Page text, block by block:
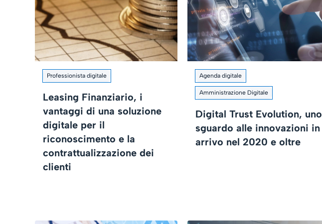
Professionista digitale
Leasing Finanziario, i
vantaggi di una soluzione
digitale per il
riconoscimento e la
contrattualizzazione dei
clienti
Agenda digitale
Amministrazione Digitale
Digital Trust Evolution, uno
sguardo alle innovazioni in
arrivo nel 2020 e oltre